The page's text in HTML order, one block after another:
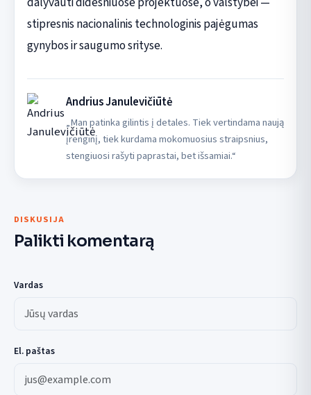
stipresnis nacionalinis technologinis pajėgumas
gynybos ir saugumo srityse.
Andrius Janulevičiūtė
„Man patinka gilintis į detales. Tiek vertindama naują
įrenginį, tiek kurdama mokomuosius straipsnius,
stengiuosi rašyti paprastai, bet išsamiai.“
DISKUSIJA
Palikti komentarą
Vardas
El. paštas